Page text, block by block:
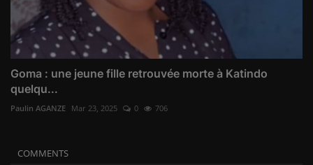
Goma : une jeune fille retrouvée morte à Katindo
quelqu...
Paulin AGANZE Mar 23, 2025 0 706
COMMENTS